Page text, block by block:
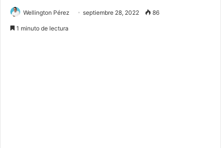
Wellington Pérez septiembre 28, 2022 86
1 minuto de lectura